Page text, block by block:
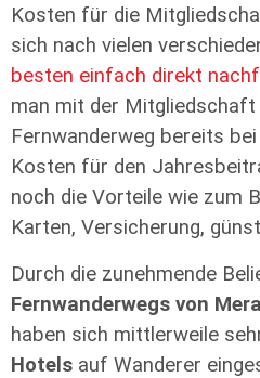
Kosten für die
sich nach vielen
besten einfach direkt
man mit der Mitgliedschaft
Fernwanderweg bereits
Kosten für den
noch die Vorteile wie zum
Karten, Versicherung,
Durch die zunehmende
Fernwanderwegs von
haben sich mittlerweile
Hotels auf Wanderer